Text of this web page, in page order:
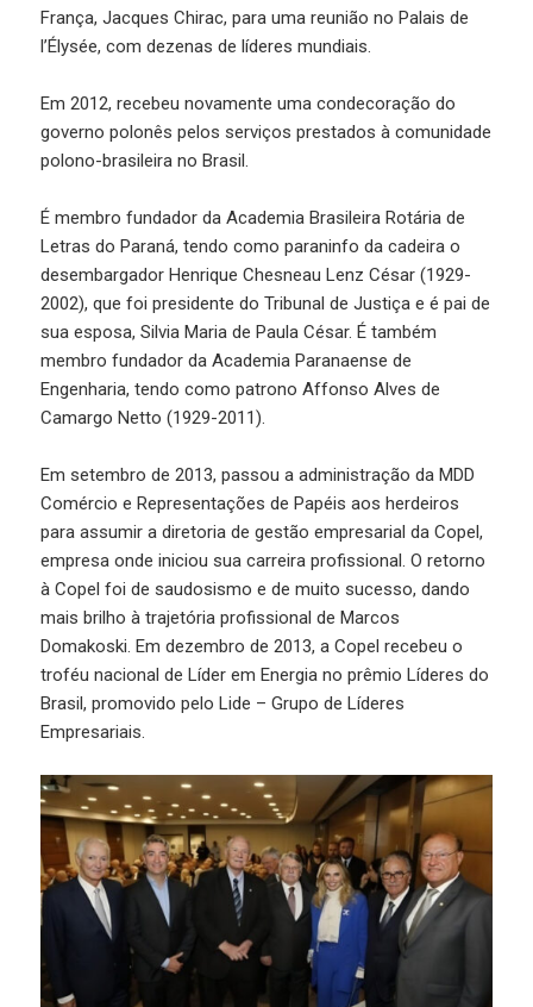
França, Jacques Chirac, para uma reunião no Palais de
l’Élysée, com dezenas de líderes mundiais.
Em 2012, recebeu novamente uma condecoração do
governo polonês pelos serviços prestados à comunidade
polono-brasileira no Brasil.
É membro fundador da Academia Brasileira Rotária de
Letras do Paraná, tendo como paraninfo da cadeira o
desembargador Henrique Chesneau Lenz César (1929-
2002), que foi presidente do Tribunal de Justiça e é pai de
sua esposa, Silvia Maria de Paula César. É também
membro fundador da Academia Paranaense de
Engenharia, tendo como patrono Affonso Alves de
Camargo Netto (1929-2011).
Em setembro de 2013, passou a administração da MDD
Comércio e Representações de Papéis aos herdeiros
para assumir a diretoria de gestão empresarial da Copel,
empresa onde iniciou sua carreira profissional. O retorno
à Copel foi de saudosismo e de muito sucesso, dando
mais brilho à trajetória profissional de Marcos
Domakoski. Em dezembro de 2013, a Copel recebeu o
troféu nacional de Líder em Energia no prêmio Líderes do
Brasil, promovido pelo Lide – Grupo de Líderes
Empresariais.